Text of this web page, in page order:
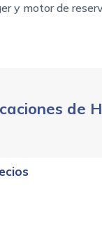
y motor de
de